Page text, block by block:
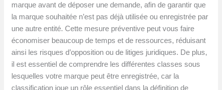
marque avant de déposer une demande, afin de garantir que
la marque souhaitée n’est pas déjà utilisée ou enregistrée par
une autre entité. Cette mesure préventive peut vous faire
économiser beaucoup de temps et de ressources, réduisant
ainsi les risques d’opposition ou de litiges juridiques. De plus,
il est essentiel de comprendre les différentes classes sous
lesquelles votre marque peut être enregistrée, car la
classification joue un rôle essentiel dans la définition de